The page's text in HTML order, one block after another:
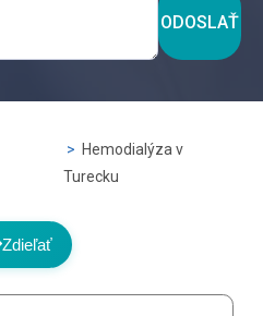
ODOSLAŤ
Hemodialýza v
Turecku
Zdieľať